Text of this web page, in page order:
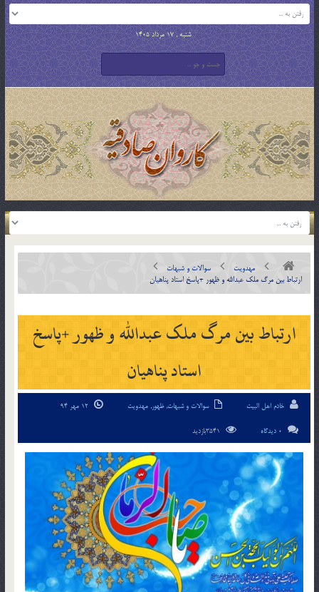
شنبه , 17 مرداد 1405
مهدویت
سوالات و شبهات
ارتباط بین مرگ ملک عبدالله و ظهور +پاسخ استاد پناهیان
ارتباط بین مرگ ملک عبدالله و ظهور +پاسخ
استاد پناهیان
خادم اهل البیت سوالات و شبهات,ظهور, مهدویت
0 دیدگاه